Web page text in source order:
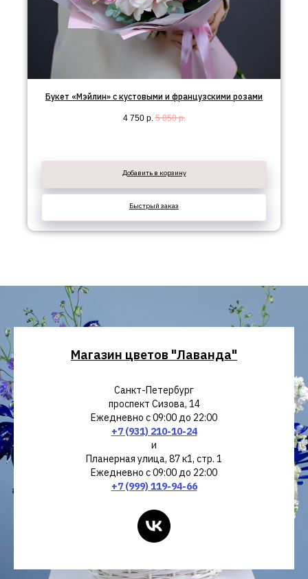
Букет «Мэйлин» с кустовыми и французскими розами
4 750 р. 5 850 р.
Добавить в корзину
Быстрый заказ
Магазин цветов "Лаванда"
Санкт-Петербург
проспект Сизова, 14
Ежедневно с 09:00 до 22:00
+7 (931) 210-10-24
и
Планерная улица, 87 к1, стр. 1
Ежедневно с 09:00 до 22:00
+7 (999) 119-94-66